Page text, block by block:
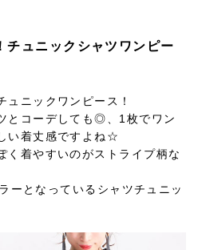
チュニックシャツワンピー
ュニックワンピース！
とコーデしても◎、1枚でワン
い着丈感ですよね☆
く着やすいのがストライプ柄な
ーとなっているシャツチュニッ